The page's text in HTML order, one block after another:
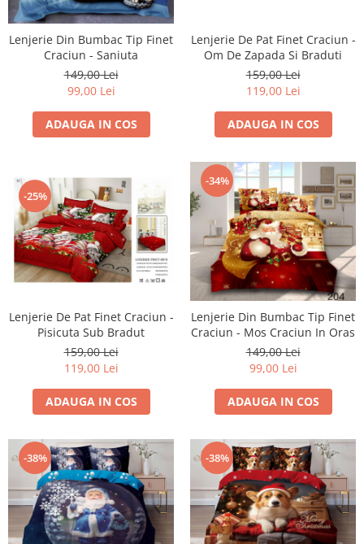
Lenjerie Din Bumbac Tip Finet
Craciun - Saniuta
149,00 Lei
99,00 Lei
ADAUGA IN COS
Lenjerie De Pat Finet Craciun -
Om De Zapada Si Braduti
159,00 Lei
119,00 Lei
ADAUGA IN COS
-25%
Lenjerie De Pat Finet Craciun -
Pisicuta Sub Bradut
159,00 Lei
119,00 Lei
ADAUGA IN COS
-34%
Lenjerie Din Bumbac Tip Finet
Craciun - Mos Craciun In Oras
149,00 Lei
99,00 Lei
ADAUGA IN COS
-38% -38%